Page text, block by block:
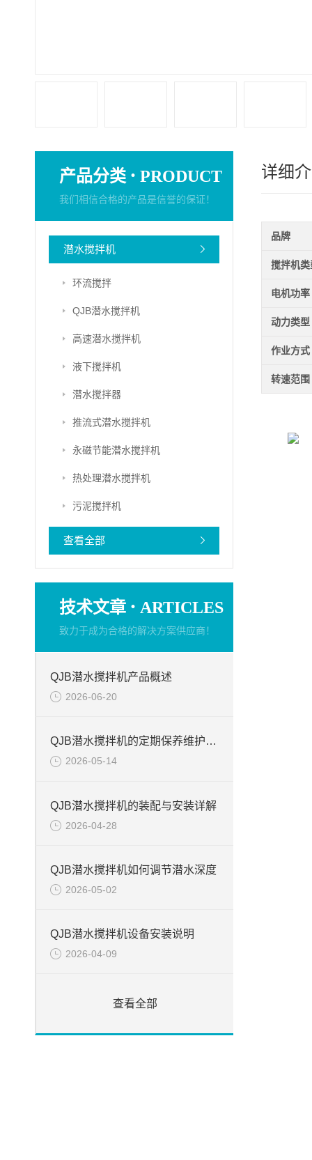
产品分类 · PRODUCT
我们相信合格的产品是信誉的保证！
潜水搅拌机
环流搅拌
QJB潜水搅拌机
高速潜水搅拌机
液下搅拌机
潜水搅拌器
推流式潜水搅拌机
永磁节能潜水搅拌机
热处理潜水搅拌机
污泥搅拌机
查看全部
技术文章 · ARTICLES
致力于成为合格的解决方案供应商！
QJB潜水搅拌机产品概述
2026-06-20
QJB潜水搅拌机的定期保养维护的注意事项
2026-05-14
QJB潜水搅拌机的装配与安装详解
2026-04-28
QJB潜水搅拌机如何调节潜水深度
2026-05-02
QJB潜水搅拌机设备安装说明
2026-04-09
查看全部
详细
品牌
搅拌机类
电机功率
动力类型
作业方式
转速范围